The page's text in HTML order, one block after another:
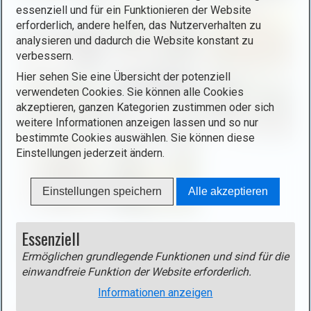
i
i
g
h
t
b
)
n
(
o
e
n
i
m
a
g
i
n
l
g
h
t
Track
Track als gpx-Datei
unter)
essenziell und für ein Funktionieren der Website
erforderlich, andere helfen, das Nutzerverhalten zu
analysieren und dadurch die Website konstant zu
verbessern.
Hier sehen Sie eine Übersicht der potenziell
verwendeten Cookies. Sie können alle Cookies
akzeptieren, ganzen Kategorien zustimmen oder sich
weitere Informationen anzeigen lassen und so nur
bestimmte Cookies auswählen. Sie können diese
Einstellungen jederzeit ändern.
Einstellungen speichern Alle akzeptieren
Essenziell
Ermöglichen grundlegende Funktionen und sind für die
einwandfreie Funktion der Website erforderlich.
Informationen anzeigen